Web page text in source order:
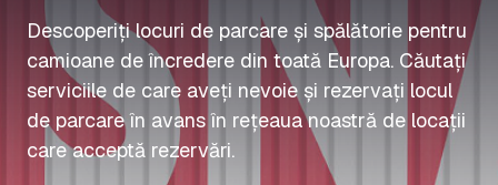
Descoperiți locuri de parcare și spălătorie pentru
camioane de încredere din toată Europa. Căutați
serviciile de care aveți nevoie și rezervați locul
de parcare în avans în rețeaua noastră de locații
care acceptă rezervări.